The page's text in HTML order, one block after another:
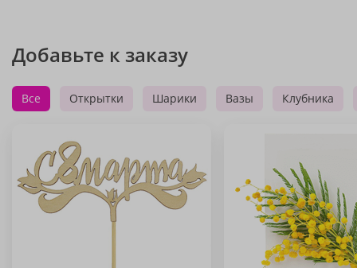
Добавьте к заказу
Все Открытки Шарики Вазы Клубника